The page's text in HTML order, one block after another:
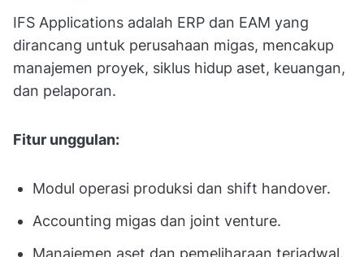
IFS Applications adalah ERP dan EAM yang
dirancang untuk perusahaan migas, mencakup
manajemen proyek, siklus hidup aset, keuangan,
dan pelaporan.
Fitur unggulan:
Modul operasi produksi dan shift handover.
Accounting migas dan joint venture.
Manajemen aset dan pemeliharaan terjadwal.